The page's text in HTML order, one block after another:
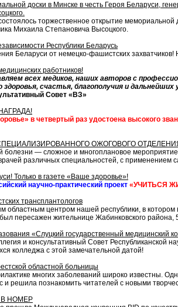
доски в Минске в честь Героя Беларуси,
торжественное открытие мемориальной
Михаила Степановича Высоцкого.
Республики Беларусь
Беларуси от немецко-фашистских
работников!
всех медиков, наших авторов с
здоровья, счастья, благополучия и дальнейших
Совет «ВЗ»
в четвертый раз удостоена высокого
ОЖОГОВОГО
болезни — сложное и многоплановое
различных специальностей, с
Только в газете «Ваше здоровье»!
научно-практический проект «УЧИТЬСЯ
трансплантологов
областным центром нашей республики, в
пересажен жительнице Жабинковского
«Слуцкий государственный медицинский
и консультативный Совет Республиканской
колледжа с этой замечательной датой!
областной больницы
многих заболеваний широко известны.
и решила познакомить читателей с новыми
В НОМЕР